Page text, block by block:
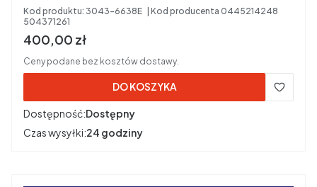
Kod produktu: 3043-6638E Kod producenta 0445214248
504371261
Cena brutto
400,00 zł
Ceny podane bez kosztów dostawy.
DO KOSZYKA
Dostępność:Dostępny
Czas wysyłki:24 godziny